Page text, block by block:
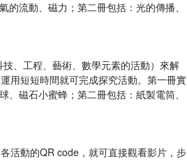
流動、磁力；第二冊包括：光的傳播、
、工程、藝術、數學元素的活動）來解
用短短時間就可完成探究活動。第一冊實
磁石小蜜蜂；第二冊包括：紙製電筒、
活動的QR code，就可直接觀看影片，步